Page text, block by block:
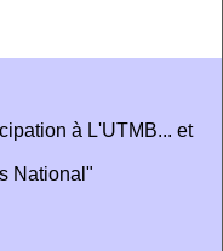
à L'UTMB... et
National"